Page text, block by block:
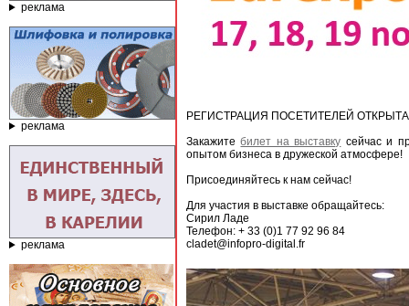
реклама
реклама
реклама
РЕГИСТРАЦИЯ ПОСЕТИТЕЛЕЙ
Закажитебилет на выставку сейчас и
опытом бизнеса в дружеской атмосфере!
Присоединяйтесь к нам сейчас!
Для участия в выставке обращайтесь:
Сирил Ладе
Телефон: + 33 (0)1 77 92 96 84
cladet@infopro-digital.fr